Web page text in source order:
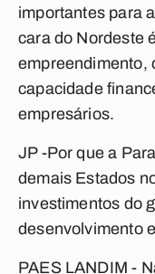
importantes para
cara do Nordeste
empreendimento,
capacidade
empresários.
JP -Por que a
demais Estados
investimentos do
desenvolvimento
PAES LANDIM -